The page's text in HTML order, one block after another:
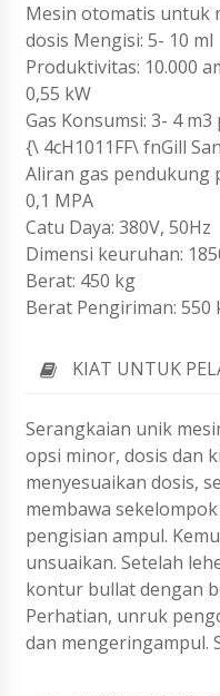
Mesin otomatis untuk
dosis Mengisi: 5- 10 ml
Produktivitas: 10.000
0,55 kW
Gas Konsumsi: 3- 4 m3
{\ 4cH1011FF\ fnGill
Aliran gas pendukung
0,1 MPA
Catu Daya: 380V, 50Hz
Dimensi keuruhan:
Berat: 450 kg
Berat Pengiriman: 550
KIAT UNTUK
Serangkaian unik
opsi minor, dosis dan
menyesuaikan dosis,
membawa
pengisian ampul.
unsuaikan. Setelah
kontur bullat dengan
Perhatian, unruk
dan mengeringampul.